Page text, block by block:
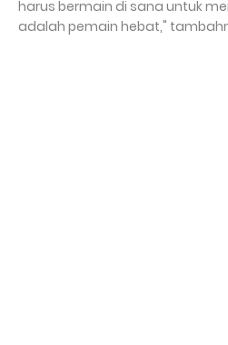
harus bermain di sana untuk
adalah pemain hebat,"